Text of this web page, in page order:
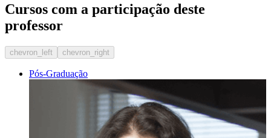
Cursos com a participação deste
professor
chevron_left chevron_right
Pós-Graduação